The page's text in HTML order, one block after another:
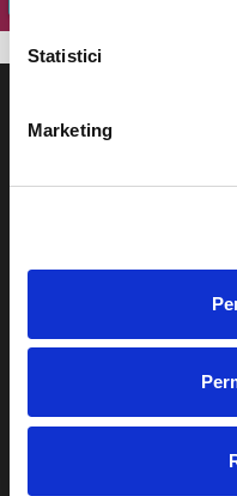
Statistici
Marketing
Cultura